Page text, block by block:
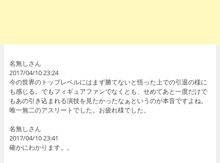
名無しさん
2017/04/10 23:24
今の世界のトップレベルにはまず勝てないと悟った上での引退の様に
も感じる。でもフィギュアファンでなくとも、せめてあと一度だけで
もあの引き込まれる演技を見たかったなぁというのが本音ですよね。
唯一無二のアスリートでした。お疲れ様でした。
名無しさん
2017/04/10 23:41
確かにわかります。。